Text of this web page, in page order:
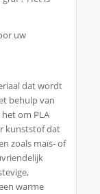
uw
dat wordt
behulp van
om PLA
kunststof dat
zoals maïs- of
warme